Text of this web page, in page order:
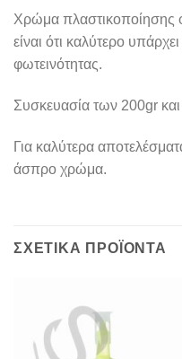
Χρώμα
είναι ότι καλύτερο
φωτεινότητας.
Συσκευασία των 200gr
Για καλύτερα
άσπρο χρώμα.
ΣΧΕΤΙΚΆ ΠΡΟΪΌΝΤΑ